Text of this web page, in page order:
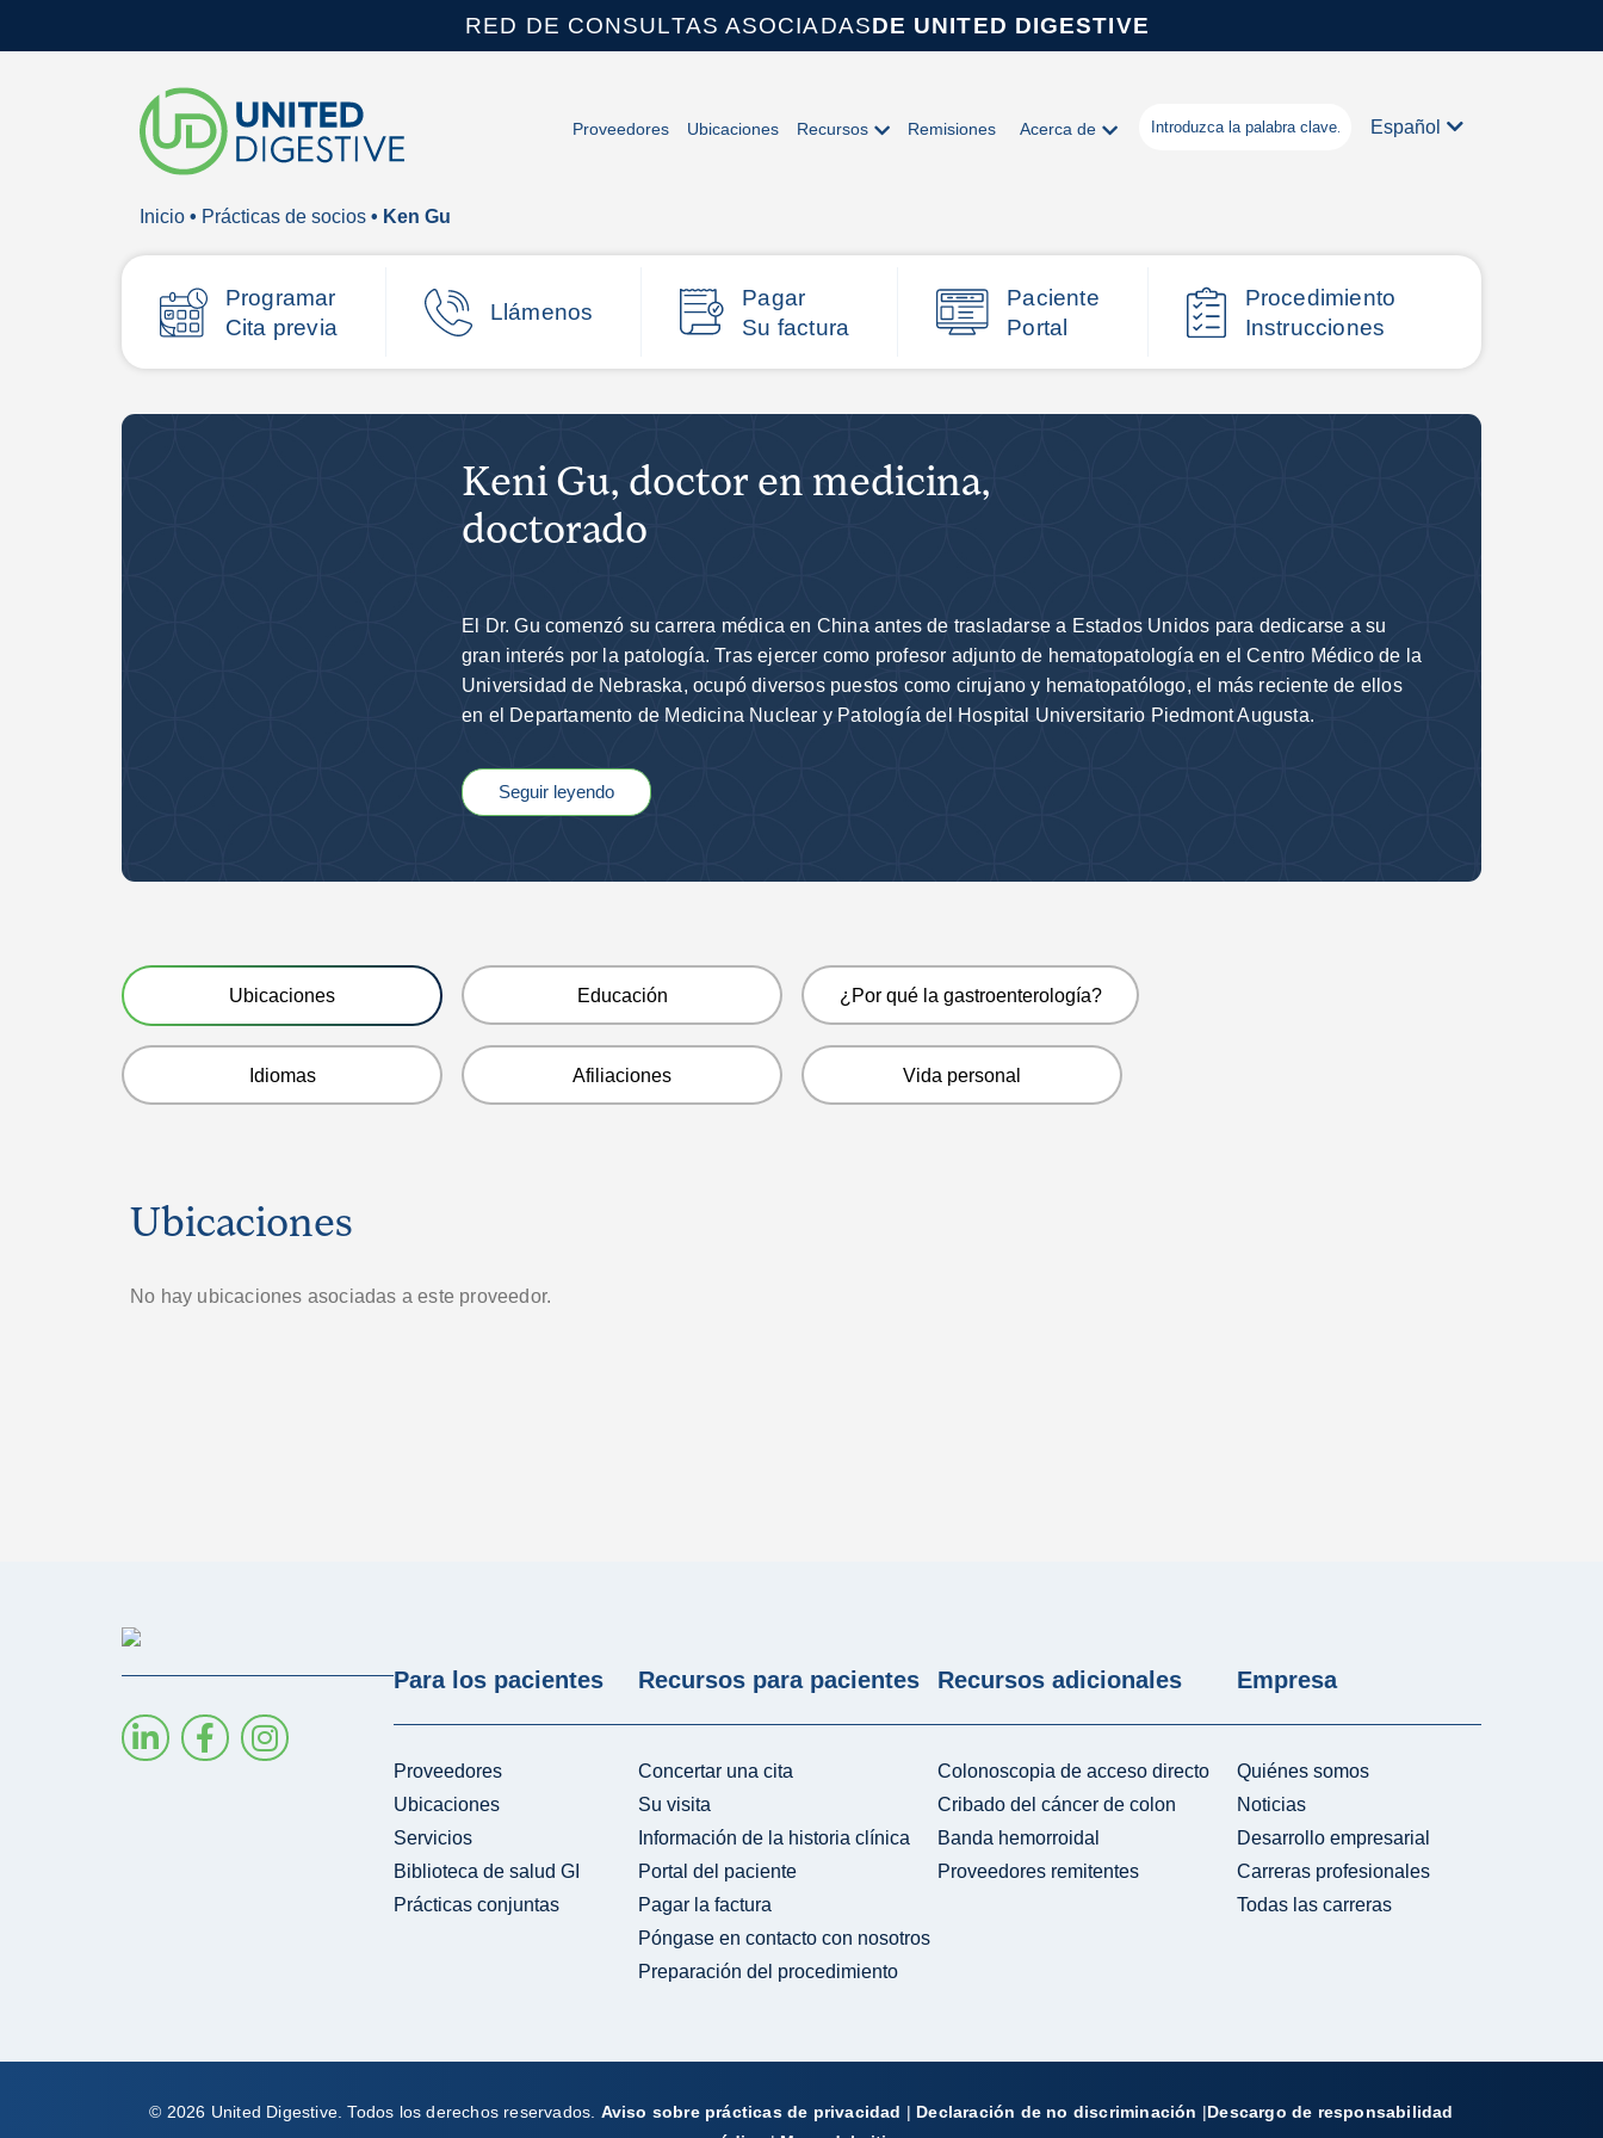
RED DE CONSULTAS ASOCIADASDE UNITED DIGESTIVE
Proveedores Ubicaciones Recursos Remisiones Acerca de Español
Inicio • Prácticas de socios • Ken Gu
Programar
Cita previa
Llámenos
Pagar
Su factura
Paciente
Portal
Procedimiento
Instrucciones
Keni Gu, doctor en medicina,
doctorado
El Dr. Gu comenzó su carrera médica en China antes de trasladarse a Estados Unidos para dedicarse a su
gran interés por la patología. Tras ejercer como profesor adjunto de hematopatología en el Centro Médico de la
Universidad de Nebraska, ocupó diversos puestos como cirujano y hematopatólogo, el más reciente de ellos
en el Departamento de Medicina Nuclear y Patología del Hospital Universitario Piedmont Augusta.
Seguir leyendo
Ubicaciones Educación ¿Por qué la gastroenterología?
Idiomas Afiliaciones Vida personal
Ubicaciones
No hay ubicaciones asociadas a este proveedor.
Para los pacientes
Proveedores
Ubicaciones
Servicios
Biblioteca de salud GI
Prácticas conjuntas
Recursos para pacientes
Concertar una cita
Su visita
Información de la historia clínica
Portal del paciente
Pagar la factura
Póngase en contacto con nosotros
Preparación del procedimiento
Recursos adicionales
Colonoscopia de acceso directo
Cribado del cáncer de colon
Banda hemorroidal
Proveedores remitentes
Empresa
Quiénes somos
Noticias
Desarrollo empresarial
Carreras profesionales
Todas las carreras
© 2026 United Digestive. Todos los derechos reservados. Aviso sobre prácticas de privacidad | Declaración de no discriminación |Descargo de responsabilidad